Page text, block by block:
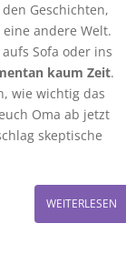
Geschichten,
andere Welt.
Sofa oder ins
kaum Zeit.
wie wichtig das
Oma ab jetzt
skeptische
WEITERLESEN